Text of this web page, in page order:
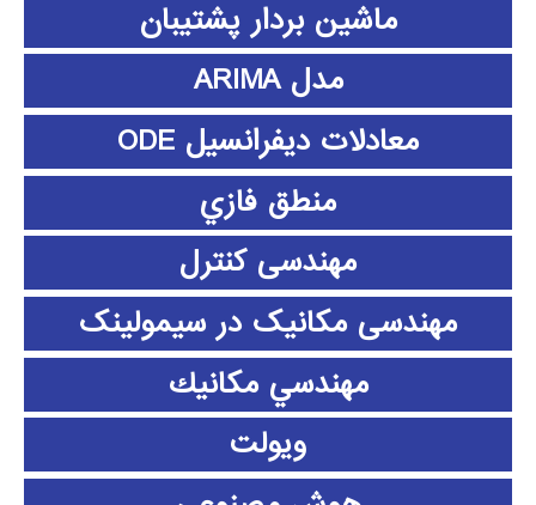
ماشین بردار پشتیبان
مدل ARIMA
معادلات دیفرانسیل ODE
منطق فازي
مهندسی کنترل
مهندسی مکانیک در سیمولینک
مهندسي مكانيك
ویولت